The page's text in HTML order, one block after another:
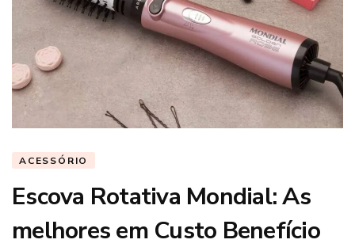
ACESSÓRIO
Escova Rotativa Mondial: As
melhores em Custo Benefício